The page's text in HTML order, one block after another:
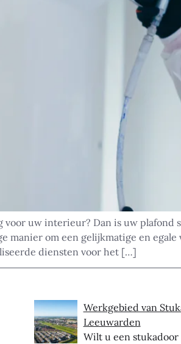
uw interieur? Dan is uw plafond
manier om een gelijkmatige en
diensten voor het […]
Werkgebied van
Leeuwarden
Wilt u een